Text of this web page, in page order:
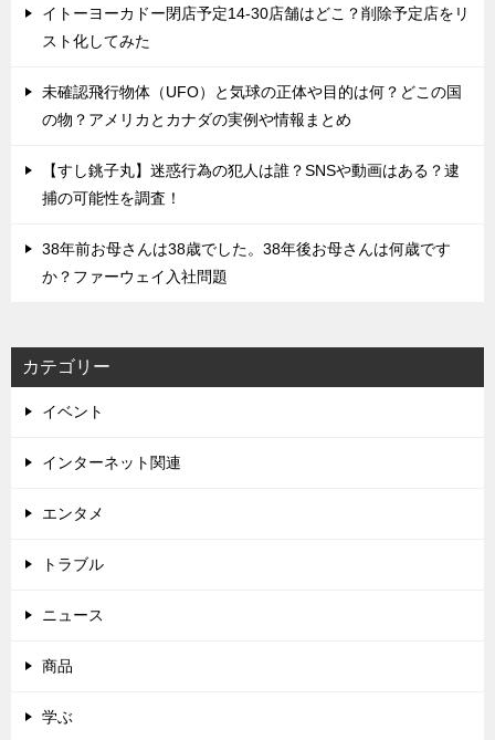
イトーヨーカドー閉店予定14-30店舗はどこ？削除予定店をリ
スト化してみた
未確認飛行物体（UFO）と気球の正体や目的は何？どこの国
の物？アメリカとカナダの実例や情報まとめ
【すし銚子丸】迷惑行為の犯人は誰？SNSや動画はある？逮
捕の可能性を調査！
38年前お母さんは38歳でした。38年後お母さんは何歳です
か？ファーウェイ入社問題
カテゴリー
イベント
インターネット関連
エンタメ
トラブル
ニュース
商品
学ぶ